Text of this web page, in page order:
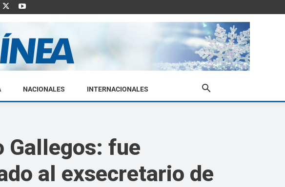
NACIONALES INTERNACIONALES
Gallegos: fue
al exsecretario de